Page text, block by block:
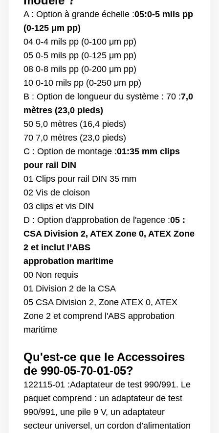
A : Option à grande échelle :05:0-5 mils pp
(0-125 μm pp)
04 0-4 mils pp (0-100 μm pp)
05 0-5 mils pp (0-125 μm pp)
08 0-8 mils pp (0-200 μm pp)
10 0-10 mils pp (0-250 μm pp)
B : Option de longueur du système : 70 :7,0
mètres (23,0 pieds)
50 5,0 mètres (16,4 pieds)
70 7,0 mètres (23,0 pieds)
C : Option de montage :01:35 mm clips
pour rail DIN
01 Clips pour rail DIN 35 mm
02 Vis de cloison
03 clips et vis DIN
D : Option d'approbation de l'agence :05 :
CSA Division 2, ATEX Zone 0, ATEX Zone
2 et inclut l’ABS
approbation maritime
00 Non requis
01 Division 2 de la CSA
05 CSA Division 2, Zone ATEX 0, ATEX
Zone 2 et comprend l'ABS approbation
maritime
Qu'est-ce que le Accessoires
de 990-05-70-01-05?
122115-01 :Adaptateur de test 990/991. Le
paquet comprend : un adaptateur de test
990/991, une pile 9 V, un adaptateur
secteur universel, un cordon d’alimentation